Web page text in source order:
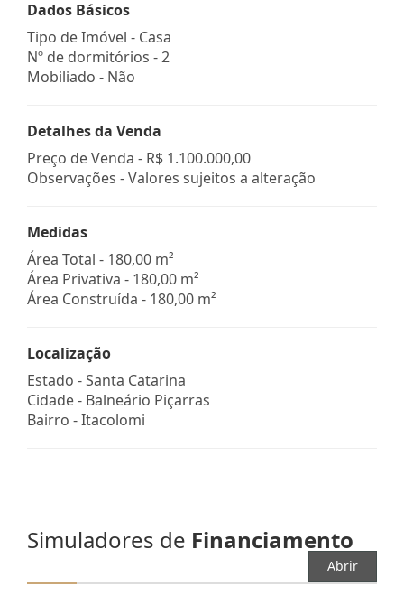
Dados Básicos
Tipo de Imóvel - Casa
Nº de dormitórios - 2
Mobiliado - Não
Detalhes da Venda
Preço de Venda - R$ 1.100.000,00
Observações - Valores sujeitos a alteração
Medidas
Área Total - 180,00 m²
Área Privativa - 180,00 m²
Área Construída - 180,00 m²
Localização
Estado -Santa Catarina
Cidade - Balneário Piçarras
Bairro -Itacolomi
Simuladores de Financiamento
Abrir